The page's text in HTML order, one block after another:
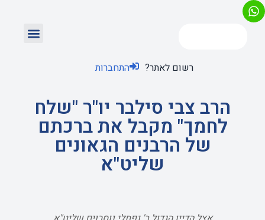
רשום לאתר? התחברות
הרב צבי סילבר יו"ר "שלח
לחמך" מקבל את ברכתם
של הרבנים הגאונים
שליט"א